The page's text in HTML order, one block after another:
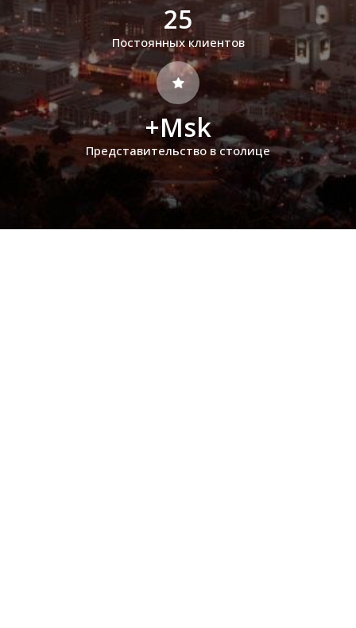
25
Постоянных клиентов
+Msk
Представительство в столице